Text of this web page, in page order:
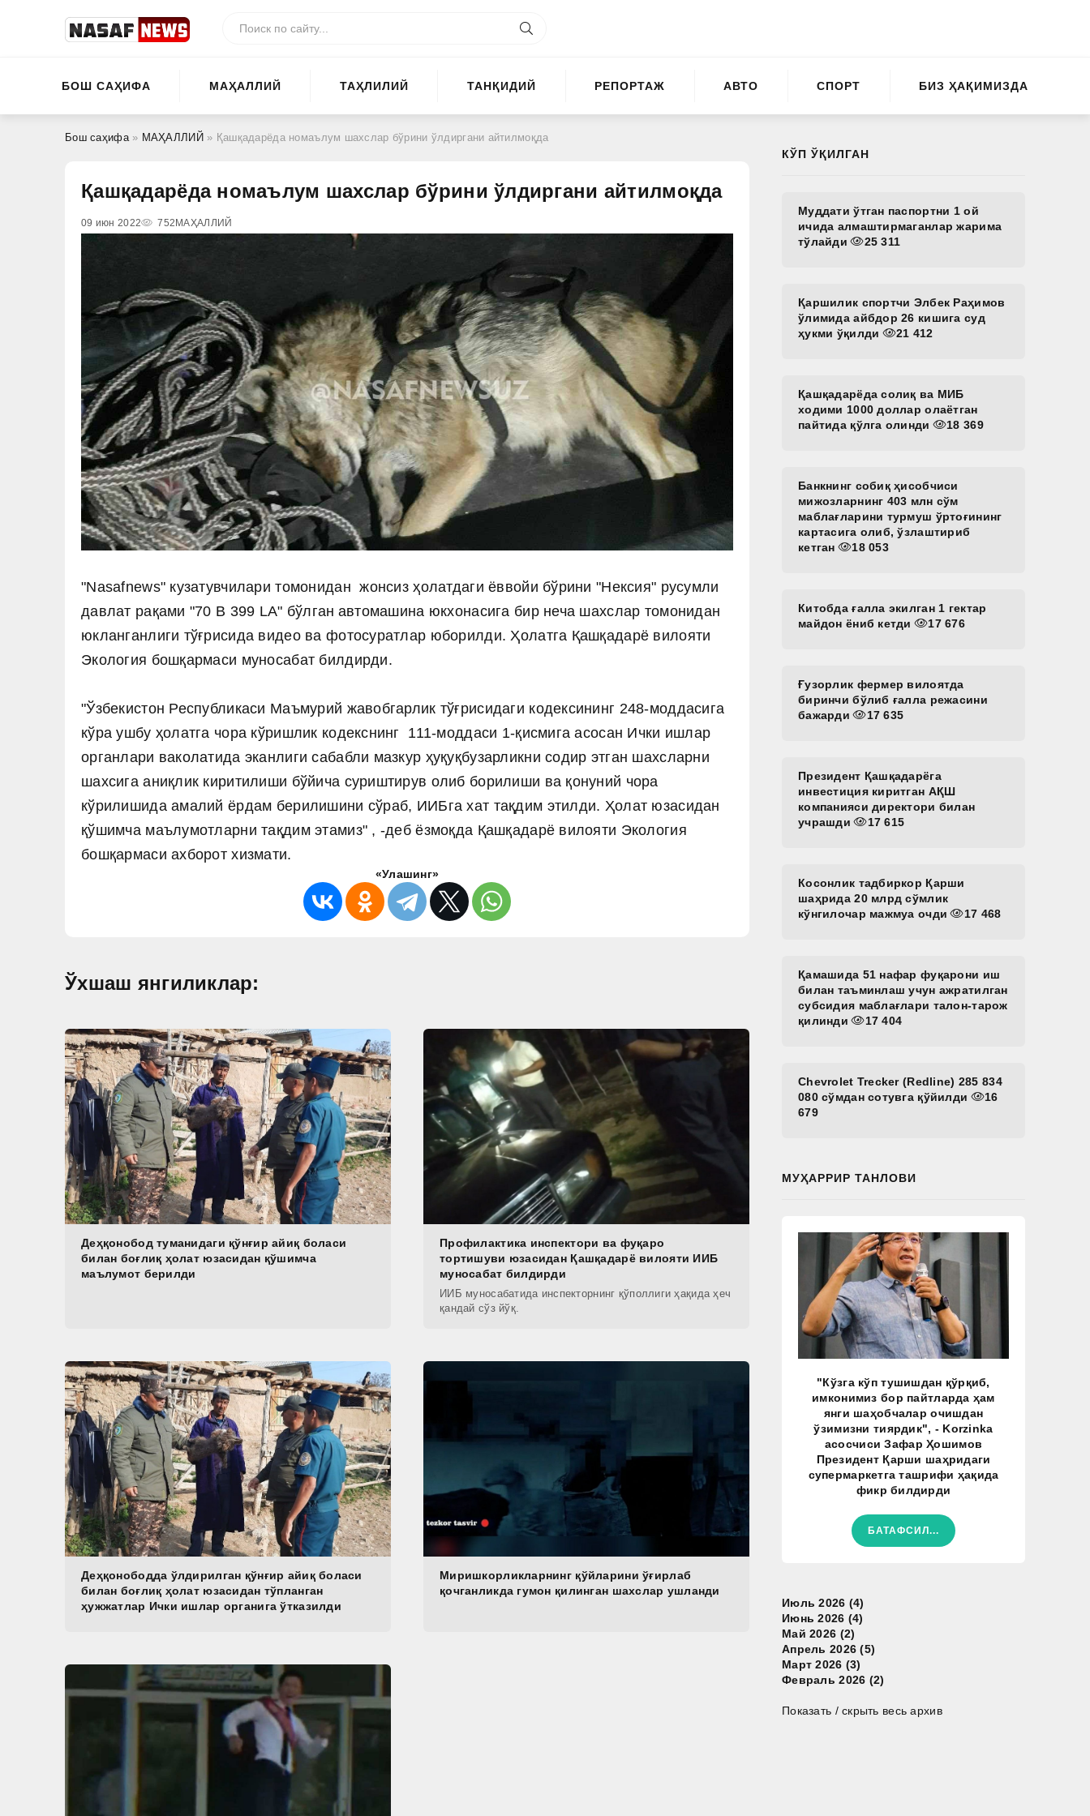
БОШ САҲИФА МАҲАЛЛИЙ ТАҲЛИЛИЙ ТАНҚИДИЙ РЕПОРТАЖ АВТО СПОРТ БИЗ ҲАҚИМИЗДА
Бош саҳифа» МАҲАЛЛИЙ » Қашқадарёда номаълум шахслар бўрини ўлдиргани айтилмоқда
Қашқадарёда номаълум шахслар бўрини ўлдиргани айтилмоқда
09 июн 2022 752 МАҲАЛЛИЙ
"Nasafnews" кузатувчилари томонидан жонсиз ҳолатдаги ёввойи бўрини "Нексия" русумли
давлат рақами "70 В 399 LA" бўлган автомашина юкхонасига бир неча шахслар томонидан
юкланганлиги тўғрисида видео ва фотосуратлар юборилди. Ҳолатга Қашқадарё вилояти
Экология бошқармаси муносабат билдирди.
"Ўзбекистон Республикаси Маъмурий жавобгарлик тўғрисидаги кодексининг 248-моддасига
кўра ушбу ҳолатга чора кўришлик кодекснинг 111-моддаси 1-қисмига асосан Ички ишлар
органлари ваколатида эканлиги сабабли мазкур ҳуқуқбузарликни содир этган шахсларни
шахсига аниқлик киритилиши бўйича суриштирув олиб борилиши ва қонуний чора
кўрилишида амалий ёрдам берилишини сўраб, ИИБга хат тақдим этилди. Ҳолат юзасидан
қўшимча маълумотларни тақдим этамиз" , -деб ёзмоқда Қашқадарё вилояти Экология
бошқармаси ахборот хизмати.
«Улашинг»
Ўхшаш янгиликлар:
Деҳқонобод туманидаги қўнғир айиқ боласи
билан боғлиқ ҳолат юзасидан қўшимча
маълумот берилди
Профилактика инспектори ва фуқаро
тортишуви юзасидан Қашқадарё вилояти ИИБ
муносабат билдирди
ИИБ муносабатида инспекторнинг қўполлиги ҳақида ҳеч
қандай сўз йўқ.
Деҳқонободда ўлдирилган қўнғир айиқ боласи
билан боғлиқ ҳолат юзасидан тўпланган
ҳужжатлар Ички ишлар органига ўтказилди
Миришкорликларнинг қўйларини ўғирлаб
қочганликда гумон қилинган шахслар ушланди
КЎП ЎҚИЛГАН
Муддати ўтган паспортни 1 ой
ичида алмаштирмаганлар жарима
тўлайди
25 311
Қаршилик спортчи Элбек Раҳимов
ўлимида айбдор 26 кишига суд
ҳукми ўқилди
21 412
Қашқадарёда солиқ ва МИБ
ходими 1000 доллар олаётган
пайтида қўлга олинди
18 369
Банкнинг собиқ ҳисобчиси
мижозларнинг 403 млн сўм
маблағларини турмуш ўртоғининг
картасига олиб, ўзлаштириб
кетган
18 053
Китобда ғалла экилган 1 гектар
майдон ёниб кетди
17 676
Ғузорлик фермер вилоятда
биринчи бўлиб ғалла режасини
бажарди
17 635
Президент Қашқадарёга
инвестиция киритган АҚШ
компанияси директори билан
учрашди
17 615
Косонлик тадбиркор Қарши
шаҳрида 20 млрд сўмлик
кўнгилочар мажмуа очди
17 468
Қамашида 51 нафар фуқарони иш
билан таъминлаш учун ажратилган
субсидия маблағлари талон-тарож
қилинди
17 404
Chevrolet Trecker (Redline) 285 834
080 сўмдан сотувга қўйилди
16
679
МУҲАРРИР ТАНЛОВИ
"Кўзга кўп тушишдан қўрқиб,
имконимиз бор пайтларда ҳам
янги шаҳобчалар очишдан
ўзимизни тиярдик", - Korzinka
асосчиси Зафар Ҳошимов
Президент Қарши шаҳридаги
супермаркетга ташрифи ҳақида
фикр билдирди
БАТАФСИЛ...
Июль 2026 (4)
Июнь 2026 (4)
Май 2026 (2)
Апрель 2026 (5)
Март 2026 (3)
Февраль 2026 (2)
Показать / скрыть весь архив